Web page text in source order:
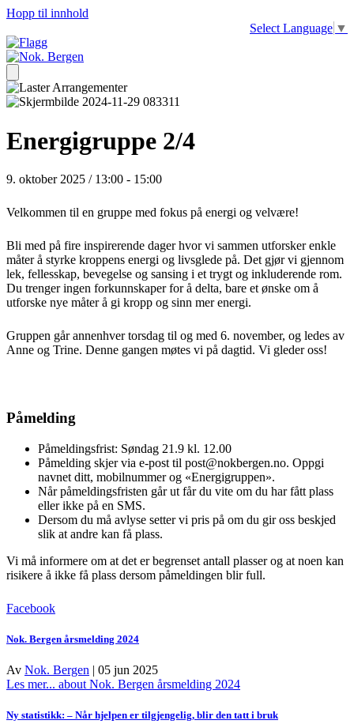
Hopp til innhold
Select Language ▼
Energigruppe 2/4
9. oktober 2025 / 13:00 - 15:00
Velkommen til en gruppe med fokus på energi og velvære!
Bli med på fire inspirerende dager hvor vi sammen utforsker enkle
måter å styrke kroppens energi og livsglede på. Det gjør vi gjennom
lek, fellesskap, bevegelse og sansing i et trygt og inkluderende rom.
Du trenger ingen forkunnskaper for å delta, bare et ønske om å
utforske nye måter å gi kropp og sinn mer energi.
Gruppen går annenhver torsdag til og med 6. november, og ledes av
Anne og Trine. Denne gangen møtes vi på dagtid. Vi gleder oss!
Påmelding
Påmeldingsfrist: Søndag 21.9 kl. 12.00
Påmelding skjer via e-post til post@nokbergen.no. Oppgi
navnet ditt, mobilnummer og «Energigruppen».
Når påmeldingsfristen går ut får du vite om du har fått plass
eller ikke på en SMS.
Dersom du må avlyse setter vi pris på om du gir oss beskjed
slik at andre kan få plass.
Vi må informere om at det er begrenset antall plasser og at noen kan
risikere å ikke få plass dersom påmeldingen blir full.
Facebook
Nok. Bergen årsmelding 2024
Av Nok. Bergen | 05 jun 2025
Les mer... about Nok. Bergen årsmelding 2024
Ny statistikk: – Når hjelpen er tilgjengelig, blir den tatt i bruk